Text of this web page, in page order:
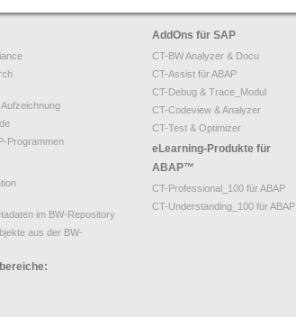
Programmen
im BW-Repository
aus der BW-
AddOns für SAP
CT-BW Analyzer & Docu
CT-Assist für ABAP
CT-Debug & Trace_Modul
CT-Codeview & Analyzer
CT-Test & Optimizer
eLearning-Produkte für
ABAP™
CT-Professional_100 für ABAP
CT-Understanding_100 für ABAP